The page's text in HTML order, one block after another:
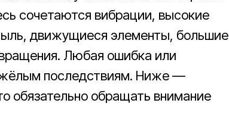
сочетаются вибрации, высокие
движущиеся элементы, большие
Любая ошибка или
последствиям. Ниже —
обязательно обращать внимание